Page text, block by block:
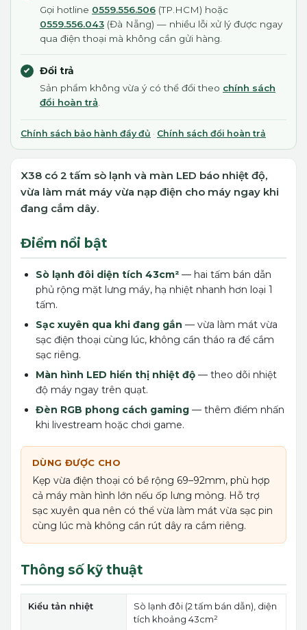
Gọi hotline 0559.556.506 (TP.HCM) hoặc
0559.556.043 (Đà Nẵng) — nhiều lỗi xử lý được ngay
qua điện thoại mà không cần gửi hàng.
Đổi trả
Sản phẩm không vừa ý có thể đổi theo chính sách
đổi hoàn trả
Chính sách bảo hành đầy đủ · Chính sách đổi hoàn trả
X38 có 2 tấm sò lạnh và màn LED báo nhiệt độ,
vừa làm mát máy vừa nạp điện cho máy ngay khi
đang cắm dây.
Điểm nổi bật
Sò lạnh đôi diện tích 43cm² — hai tấm bán dẫn
phủ rộng mặt lưng máy, hạ nhiệt nhanh hơn loại 1
tấm.
Sạc xuyên qua khi đang gắn — vừa làm mát vừa
sạc điện thoại cùng lúc, không cần tháo ra để cắm
sạc riêng.
Màn hình LED hiển thị nhiệt độ — theo dõi nhiệt
độ máy ngay trên quạt.
Đèn RGB phong cách gaming — thêm điểm nhấn
khi livestream hoặc chơi game.
DÙNG ĐƯỢC CHO
Kẹp vừa điện thoại có bề rộng 69–92mm, phù hợp
cả máy màn hình lớn nếu ốp lưng mỏng. Hỗ trợ
sạc xuyên qua nên có thể vừa làm mát vừa sạc pin
cùng lúc mà không cần rút dây ra cắm riêng.
Thông số kỹ thuật
Kiểu tản nhiệt
Sò lạnh đôi (2 tấm bán dẫn), diện
tích khoảng 43cm²